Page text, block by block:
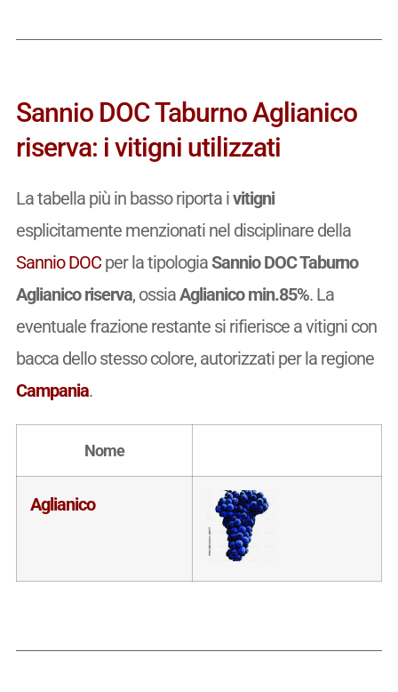
Sannio DOC Taburno Aglianico
riserva: i vitigni utilizzati
La tabella più in basso riporta ivitigni
esplicitamente menzionati nel disciplinare della
Sannio DOCper la tipologiaSannio DOC Taburno
Aglianico riserva, ossiaAglianico min.85%. La
eventuale frazione restante si rifierisce a vitigni con
bacca dello stesso colore, autorizzati per la regione
Campania.
Nome
Aglianico